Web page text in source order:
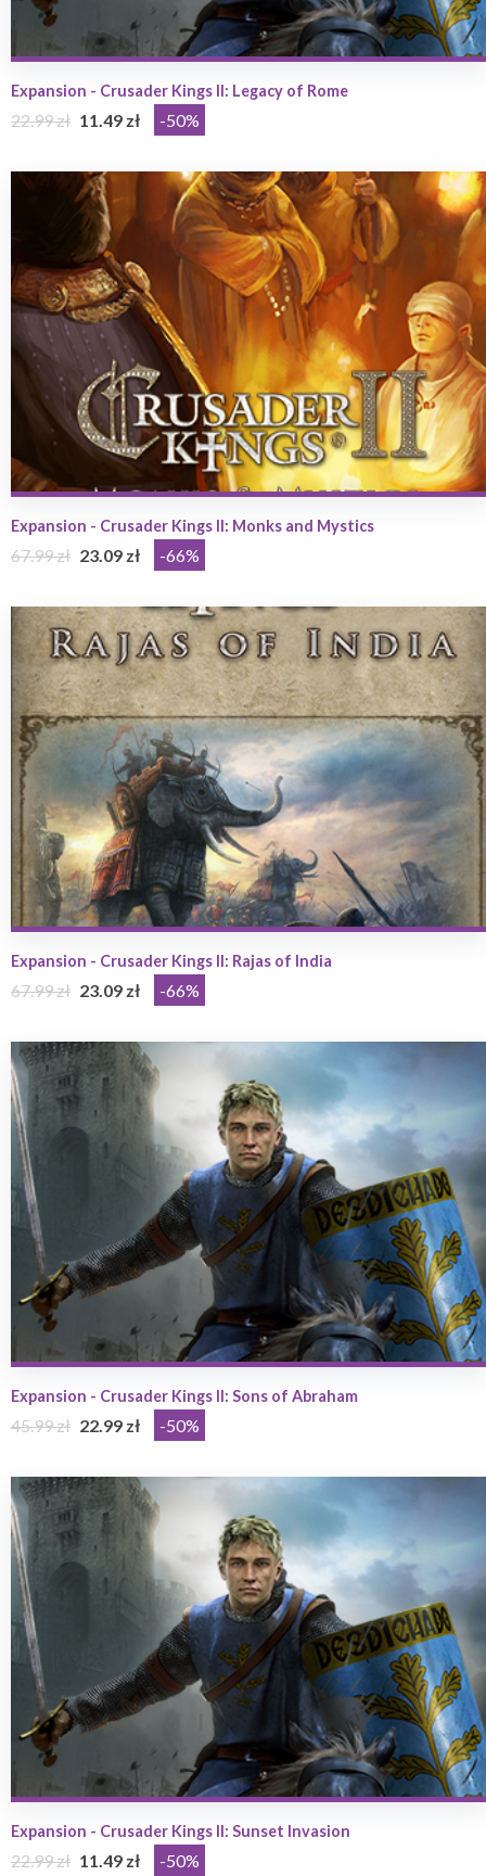
Expansion - Crusader Kings II: Legacy of Rome
22.99 zł 11.49 zł -50%
Expansion - Crusader Kings II: Monks and Mystics
67.99 zł 23.09 zł -66%
Expansion - Crusader Kings II: Rajas of India
67.99 zł 23.09 zł -66%
Expansion - Crusader Kings II: Sons of Abraham
45.99 zł 22.99 zł -50%
Expansion - Crusader Kings II: Sunset Invasion
22.99 zł 11.49 zł -50%